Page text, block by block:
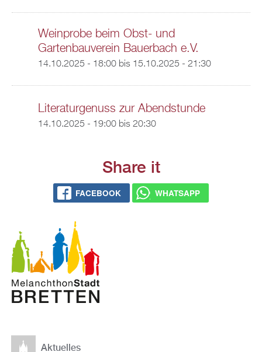
Weinprobe beim Obst- und
Gartenbauverein Bauerbach e.V.
14.10.2025 - 18:00bis 15.10.2025 - 21:30
Literaturgenuss zur Abendstunde
14.10.2025 - 19:00bis 20:30
Share it
FACEBOOK WHATSAPP
Aktuelles